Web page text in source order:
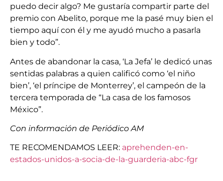
puedo decir algo? Me gustaría compartir parte del
premio con Abelito, porque me la pasé muy bien el
tiempo aquí con él y me ayudó mucho a pasarla
bien y todo”.
Antes de abandonar la casa, ‘La Jefa’ le dedicó unas
sentidas palabras a quien calificó como ‘el niño
bien’, ‘el príncipe de Monterrey’, el campeón de la
tercera temporada de “La casa de los famosos
México”.
Con información de Periódico AM
TE RECOMENDAMOS LEER: aprehenden-en-
estados-unidos-a-socia-de-la-guarderia-abc-fgr